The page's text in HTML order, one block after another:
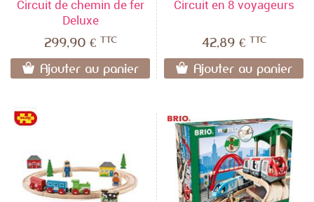
Circuit de chemin de fer
Deluxe
299,90 € TTC
Ajouter au panier
Circuit en 8 voyageurs
42,89 € TTC
Ajouter au panier